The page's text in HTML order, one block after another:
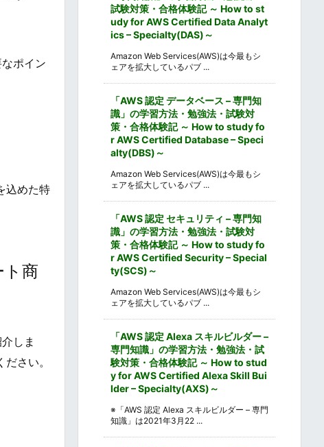
ポイン
込めた特
商
しま
さい。
試験対策・合格体験記 ～ How to st
udy for AWS Certified Data Analyt
ics – Specialty(DAS)～
Amazon Web Services(AWS)は今最もシ
ェアを拡大しているパブ ...
「AWS 認定 データベース – 専門知
識」の学習方法・勉強法・試験対
策・合格体験記 ～ How to study fo
r AWS Certified Database – Speci
alty(DBS)～
Amazon Web Services(AWS)は今最もシ
ェアを拡大しているパブ ...
「AWS 認定 セキュリティ – 専門知
識」の学習方法・勉強法・試験対
策・合格体験記 ～ How to study fo
r AWS Certified Security – Special
ty(SCS)～
Amazon Web Services(AWS)は今最もシ
ェアを拡大しているパブ ...
「AWS 認定 Alexa スキルビルダー –
専門知識」の学習方法・勉強法・試
験対策・合格体験記 ～ How to stud
y for AWS Certified Alexa Skill Bui
lder – Specialty(AXS)～
※「AWS 認定 Alexa スキルビルダー – 専門
知識」は2021年3月22 ...